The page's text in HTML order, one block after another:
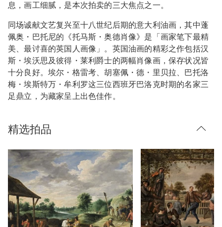
息，画工细腻，是本次拍卖的三大焦点之一。
同场诚献文艺复兴至十八世纪后期的意大利油画，其中蓬
佩奥・巴托尼的《托马斯・奥德肖像》是「画家笔下最精
美、最讨喜的英国人画像」。英国油画的精彩之作包括汉
斯・埃沃思及彼得・莱利爵士的两幅肖像画，保存状况皆
十分良好。埃尔・格雷考、胡塞佩・德・里贝拉、巴托洛
梅・埃斯特万・牟利罗这三位西班牙巴洛克时期的名家三
足鼎立，为藏家呈上出色佳作。
精选拍品